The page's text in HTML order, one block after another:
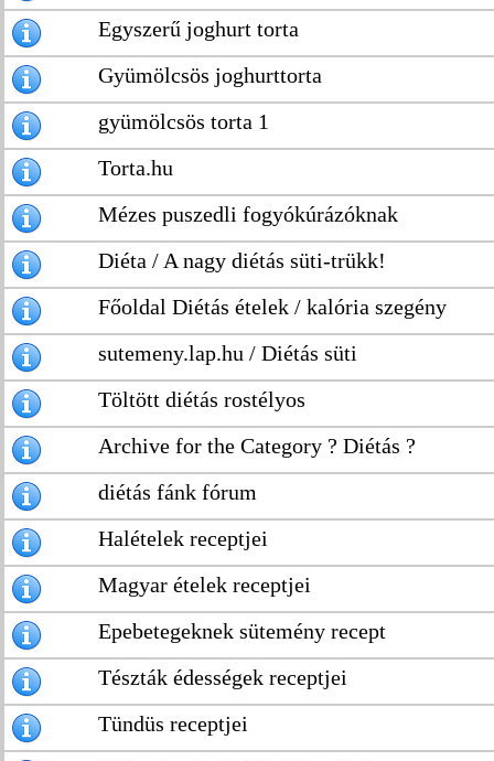
Egyszerű joghurt torta
Gyümölcsös joghurttorta
gyümölcsös torta 1
Torta.hu
Mézes puszedli fogyókúrázóknak
Diéta / A nagy diétás süti-trükk!
Főoldal Diétás ételek / kalória szegény
sutemeny.lap.hu / Diétás süti
Töltött diétás rostélyos
Archive for the Category ? Diétás ?
diétás fánk fórum
Halételek receptjei
Magyar ételek receptjei
Epebetegeknek sütemény recept
Tészták édességek receptjei
Tündüs receptjei